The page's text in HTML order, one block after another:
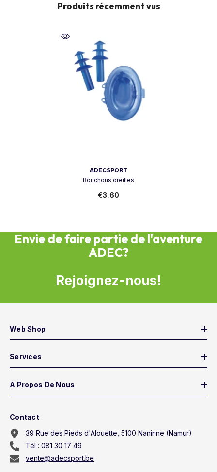
Produits récemment vus
ADECSPORT
Bouchons oreilles
€3,60
Envie de faire partie de l'aventure
ADEC?
Rejoignez-nous!
Web Shop
Services
A Propos De Nous
Contact
39 Rue des Pieds d'Alouette, 5100 Naninne (Namur)
Tél : 081 30 17 49
vente@adecsport.be